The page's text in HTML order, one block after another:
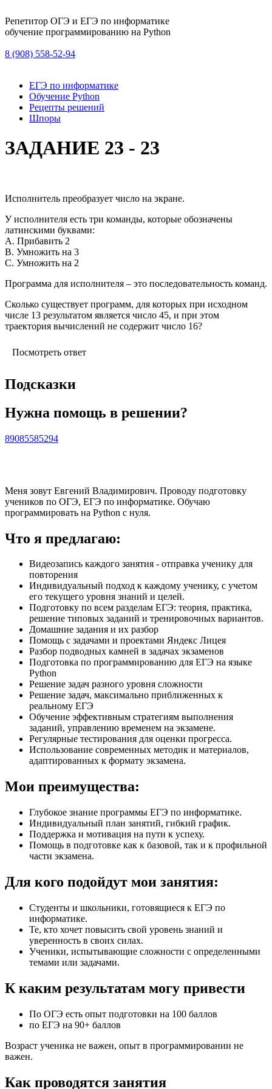
Репетитор ОГЭ и ЕГЭ по информатике
обучение программированию на Python
8 (908) 558-52-94
ЕГЭ по информатике
Обучение Python
Рецепты решений
Шпоры
ЗАДАНИЕ 23 - 23
Исполнитель преобразует число на экране.
У исполнителя есть три команды, которые обозначены
латинскими буквами:
A. Прибавить 2
B. Умножить на 3
C. Умножить на 2
Программа для исполнителя – это последовательность команд.
Сколько существует программ, для которых при исходном
числе 13 результатом является число 45, и при этом
траектория вычислений не содержит число 16?
Посмотреть ответ
Подсказки
Нужна помощь в решении?
89085585294
Меня зовут Евгений Владимирович. Проводу подготовку
учеников по ОГЭ, ЕГЭ по информатике. Обучаю
программировать на Python с нуля.
Что я предлагаю:
Видеозапись каждого занятия - отправка ученику для
повторения
Индивидуальный подход к каждому ученику, с учетом
его текущего уровня знаний и целей.
Подготовку по всем разделам ЕГЭ: теория, практика,
решение типовых заданий и тренировочных вариантов.
Домашние задания и их разбор
Помощь с задачами и проектами Яндекс Лицея
Разбор подводных камней в задачах экзаменов
Подготовка по программированию для ЕГЭ на языке
Python
Решение задач разного уровня сложности
Решение задач, максимально приближенных к
реальному ЕГЭ
Обучение эффективным стратегиям выполнения
заданий, управлению временем на экзамене.
Регулярные тестирования для оценки прогресса.
Использование современных методик и материалов,
адаптированных к формату экзамена.
Мои преимущества:
Глубокое знание программы ЕГЭ по информатике.
Индивидуальный план занятий, гибкий график.
Поддержка и мотивация на пути к успеху.
Помощь в подготовке как к базовой, так и к профильной
части экзамена.
Для кого подойдут мои занятия:
Студенты и школьники, готовящиеся к ЕГЭ по
информатике.
Те, кто хочет повысить свой уровень знаний и
уверенность в своих силах.
Ученики, испытывающие сложности с определенными
темами или задачами.
К каким результатам могу привести
По ОГЭ есть опыт подготовки на 100 баллов
по ЕГЭ на 90+ баллов
Возраст ученика не важен, опыт в программировании не
важен.
Как проводятся занятия